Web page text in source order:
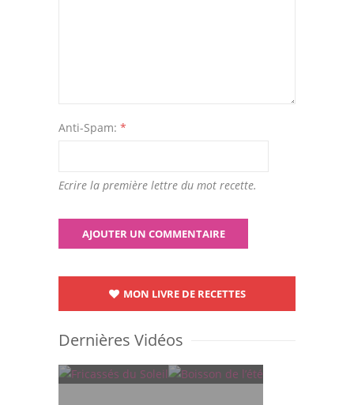
Anti-Spam: *
Ecrire la première lettre du mot recette.
MON LIVRE DE RECETTES
Dernières Vidéos